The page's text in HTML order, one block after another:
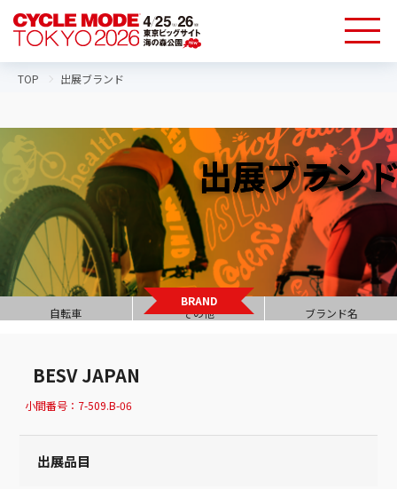
TOP 出展ブランド
BRAND
自転車
その他 ブランド名
BESV JAPAN
小間番号： 7-509.B-06
出展品目